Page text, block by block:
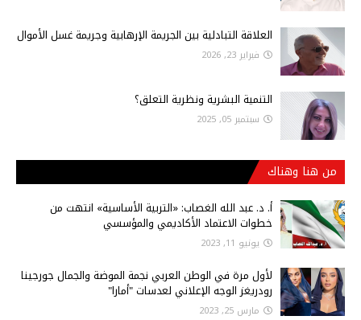
العلاقة التبادلية بين الجريمة الإرهابية وجريمة غسل الأموال
فبراير 23, 2026
التنمية البشرية ونظرية التعلق؟
سبتمبر 05, 2025
من هنا وهناك
أ‌. د. عبد الله الغصاب: «التربية الأساسية» انتهت من
خطوات الاعتماد الأكاديمي والمؤسسي
يونيو 11, 2023
لأول مرة في الوطن العربي نجمة الموضة والجمال جورجينا
رودريغز الوجه الإعلاني لعدسات "أمارا"
مارس 25, 2023